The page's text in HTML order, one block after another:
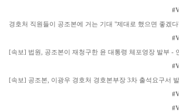
경호처 직원들이 공조본에 거는 기대 "제대로 했으면 좋겠
[속보] 법원, 공조본이 재청구한 윤 대통령 체포영장 발부 -
[속보] 공조본, 이광우 경호처 경호본부장 3차 출석요구서